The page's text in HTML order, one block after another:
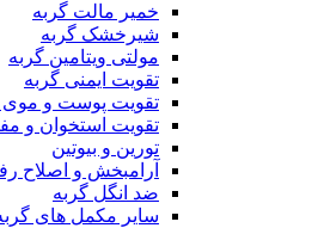
خمیر مالت گربه
شیرخشک گربه
مولتی ویتامین گربه
تقویت ایمنی گربه
تقویت پوست و موی
تقویت استخوان و
تورین و بیوتین
آرامبخش و اصلاح
ضد انگل گربه
سایر مکمل های